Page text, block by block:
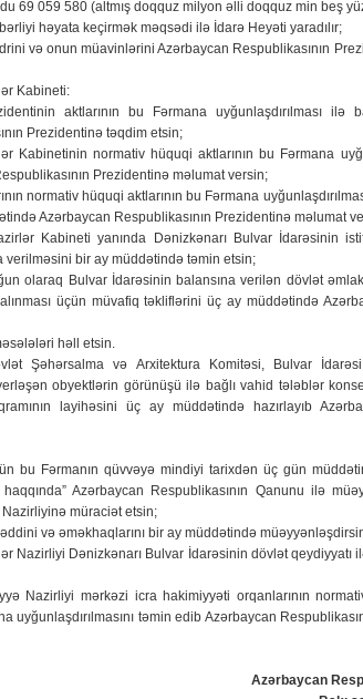
69 059 580 (altmış doqquz milyon əlli doqquz min beş
həyata keçirmək məqsədi ilə İdarə Heyəti yaradılır;
və onun müavinlərini Azərbaycan Respublikasının
Kabineti:
aktlarının bu Fərmana uyğunlaşdırılması ilə
Prezidentinə təqdim etsin;
Kabinetinin normativ hüquqi aktlarının bu Fərmana
Prezidentinə məlumat versin;
normativ hüquqi aktlarının bu Fərmana
Azərbaycan Respublikasının Prezidentinə məlumat
Kabineti yanında Dənizkənarı Bulvar İdarəsinin
verilməsini bir ay müddətində təmin etsin;
olaraq Bulvar İdarəsinin balansına verilən dövlət
üçün müvafiq təkliflərini üç ay müddətində
həll etsin.
Şəhərsalma və Arxitektura Komitəsi, Bulvar İdarəsi
obyektlərin görünüşü ilə bağlı vahid tələblər
layihəsini üç ay müddətində hazırlayıb
bu Fərmanın qüvvəyə mindiyi tarixdən üç gün
Azərbaycan Respublikasının Qanunu ilə
müraciət etsin;
və əməkhaqlarını bir ay müddətində
Nazirliyi Dənizkənarı Bulvar İdarəsinin dövlət qeydiyyatı
Nazirliyi mərkəzi icra hakimiyyəti orqanlarının
uyğunlaşdırılmasını təmin edib Azərbaycan
Azərbaycan